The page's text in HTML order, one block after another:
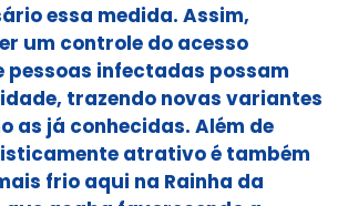
essa medida. Assim,
um controle do acesso
pessoas infectadas possam
trazendo novas variantes
as já conhecidas. Além de
atrativo é também
frio aqui na Rainha da